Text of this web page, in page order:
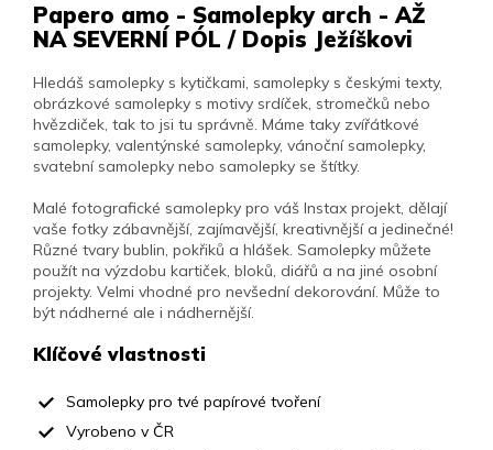
Papero amo - Samolepky arch - AŽ
NA SEVERNÍ PÓL / Dopis Ježíškovi
Hledáš samolepky s kytičkami, samolepky s českými texty,
obrázkové samolepky s motivy srdíček, stromečků nebo
hvězdiček, tak to jsi tu správně. Máme taky zvířátkové
samolepky, valentýnské samolepky, vánoční samolepky,
svatební samolepky nebo samolepky se štítky.
Malé fotografické samolepky pro váš Instax projekt, dělají
vaše fotky zábavnější, zajímavější, kreativnější a jedinečné!
Různé tvary bublin, pokřiků a hlášek. Samolepky můžete
použít na výzdobu kartiček, bloků, diářů a na jiné osobní
projekty. Velmi vhodné pro nevšední dekorování. Může to
být nádherné ale i nádhernější.
Klíčové vlastnosti
Samolepky pro tvé papírové tvoření
Vyrobeno v ČR